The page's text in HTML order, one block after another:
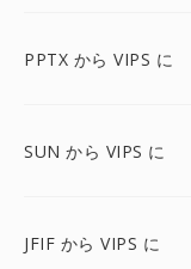
PPTX から VIPS に
SUN から VIPS に
JFIF から VIPS に